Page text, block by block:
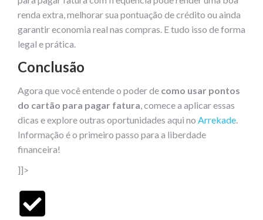
renda extra, melhorar sua pontuação de crédito ou ainda
garantir economia real nas compras. E tudo isso de forma
legal e prática.
Conclusão
Agora que você entende o poder de como usar pontos
do cartão para pagar fatura, comece a aplicar essas
dicas e explore outras oportunidades aqui no Arrekade.
Informação é o primeiro passo para a liberdade
financeira!
]]>